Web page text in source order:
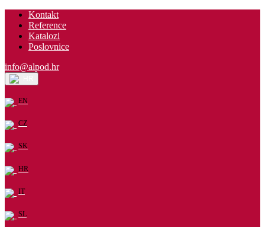
Kontakt
Reference
Katalozi
Poslovnice
info@alpod.hr
EN
CZ
SK
HR
IT
SL